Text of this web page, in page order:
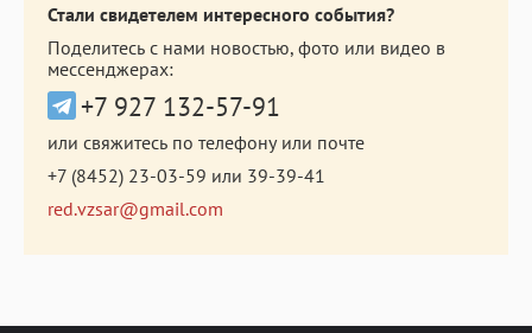
Стали свидетелем интересного события?
Поделитесь с нами новостью, фото или видео в
мессенджерах:
+7 927 132-57-91
или свяжитесь по телефону или почте
+7 (8452) 23-03-59 или 39-39-41
red.vzsar@gmail.com